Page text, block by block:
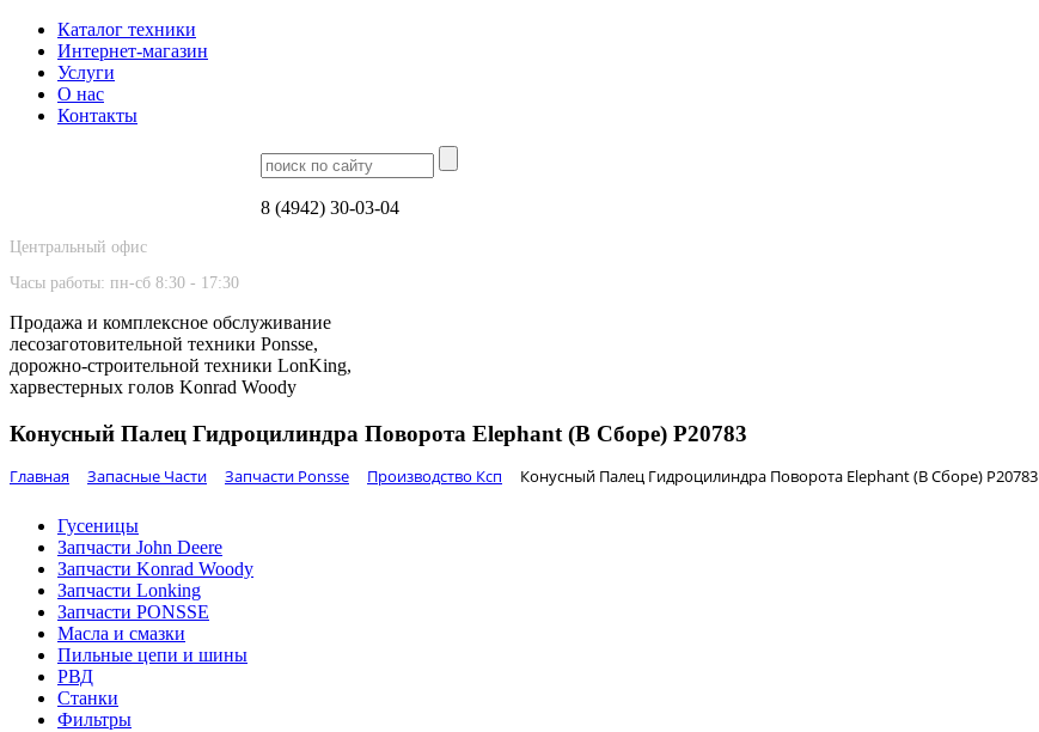
Каталог техники
Интернет-магазин
Услуги
О нас
Контакты
8 (4942) 30-03-04
Центральный офис
Часы работы: пн-сб 8:30 - 17:30
Продажа и комплексное обслуживание
лесозаготовительной техники Ponsse,
дорожно-строительной техники LonKing,
харвестерных голов Konrad Woody
Конусный Палец Гидроцилиндра Поворота Elephant (В Сборе) Р20783
Главная Запасные Части Запчасти Ponsse Производство Ксп Конусный Палец Гидроцилиндра Поворота Elephant (В Сборе) Р20783
Гусеницы
Запчасти John Deere
Запчасти Konrad Woody
Запчасти Lonking
Запчасти PONSSE
Масла и смазки
Пильные цепи и шины
РВД
Станки
Фильтры